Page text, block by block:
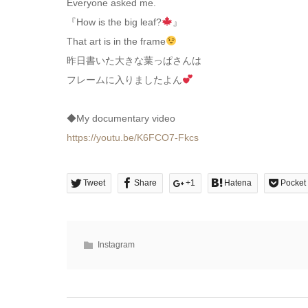
Everyone asked me.
『How is the big leaf?
』
That art is in the frame
昨日書いた大きな葉っぱさんは
フレームに入りましたよん
◆My documentary video
https://youtu.be/K6FCO7-Fkcs
Tweet Share +1 Hatena Pocket
Instagram